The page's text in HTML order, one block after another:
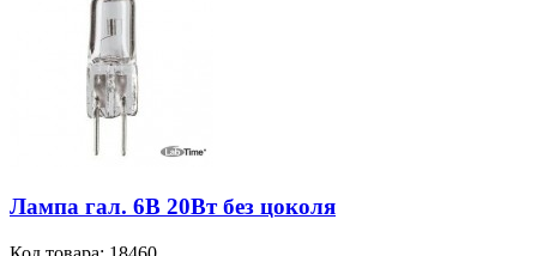
Лампа гал. 6В 20Вт без цоколя